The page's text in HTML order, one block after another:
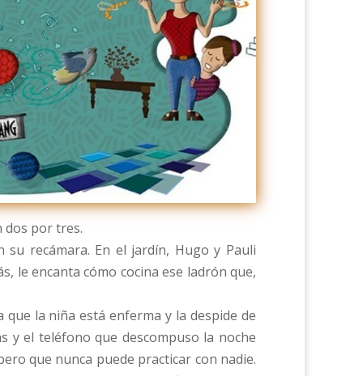
dos por tres.
recámara. En el jardín, Hugo y Pauli
le encanta cómo cocina ese ladrón que,
la niña está enferma y la despide de
y el teléfono que descompuso la noche
que nunca puede practicar con nadie.